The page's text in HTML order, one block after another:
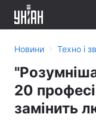
Новини › Техно і
20
замінить